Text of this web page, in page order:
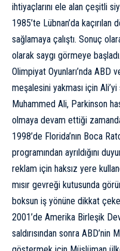
ihtiyaçlarını ele alan çeşitli
1985’te Lübnan’da kaçırılan
sağlamaya çalıştı. Sonuç
olarak saygı görmeye
Olimpiyat Oyunları’nda ABD
meşalesini yakması için
Muhammed Ali, Parkinson
olmaya devam ettiği
1998’de Florida’nın Boca
programından ayrıldığını
reklam için haksız yere
mısır gevreği kutusunda
boksun iş yönüne dikkat
2001’de Amerika Birleşik
saldırısından sonra ABD’nin